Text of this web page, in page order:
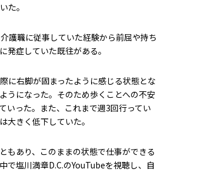
た。
護職に従事していた経験から前屈や持ち
発症していた既往がある。
に右脚が固まったように感じる状態とな
うになった。そのため歩くことへの不安
いった。また、これまで週3回行ってい
大きく低下していた。
もあり、このままの状態で仕事ができる
で塩川満章D.C.のYouTubeを視聴し、自